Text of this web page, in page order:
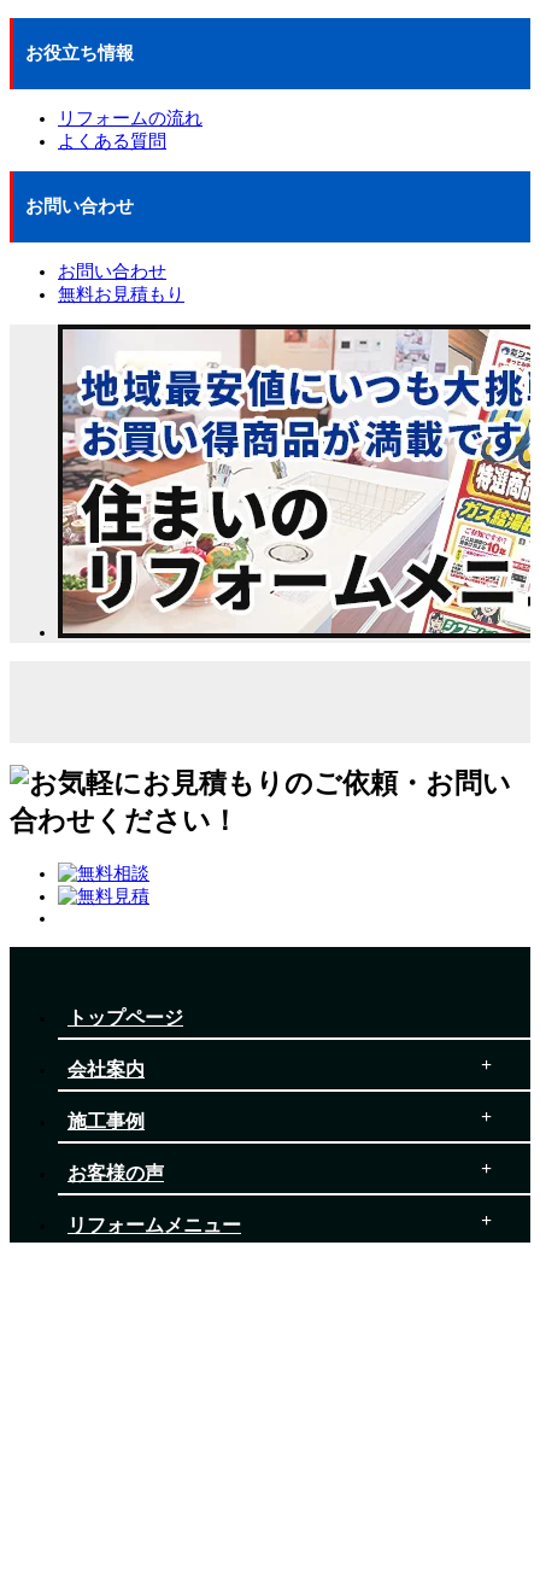
お役立ち情報
リフォームの流れ
よくある質問
お問い合わせ
お問い合わせ
無料お見積もり
トップページ
会社案内
施工事例
お客様の声
リフォームメニュー